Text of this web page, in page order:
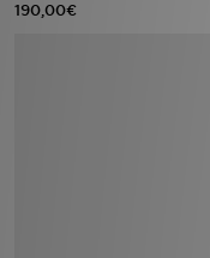
190,00€